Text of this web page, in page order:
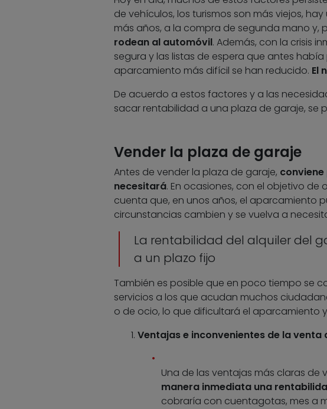
de vehículos, los turismos son más viejos,
más años, a la compra de segunda mano y,
rodean al automóvil. Además, con la crisis
segura y las listas de espera que antes
aparcamiento más difícil se han reducido. El
De acuerdo a estos factores y a las
sacar rentabilidad a una plaza de garaje, se
Vender la plaza de garaje
Antes de vender la plaza de garaje, conviene
necesitará. En ocasiones, con el objetivo
cuenta que, en unos años, el aparcamiento
circunstancias cambien y se vuelva a
La rentabilidad del alquiler del
a un plazo fijo
También es posible que en poco tiempo se
servicios a los que acudan muchos
o de ocio, lo que dificultará el aparcamiento
Ventajas e inconvenientes de la venta
Una de las ventajas más claras de
manera inmediata una
cobraría con cuentagotas, mes a